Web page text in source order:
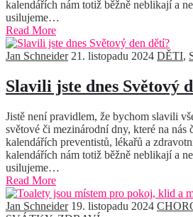
kalendářích nám totiž běžně neblikají a
usilujeme…
Read More
Jan Schneider 21. listopadu 2024 DĚTI,
Slavili jste dnes Světový
Jistě není pravidlem, že bychom slavili
světové či mezinárodní dny, které na
kalendářích preventistů, lékařů a
kalendářích nám totiž běžně neblikají a
usilujeme…
Read More
Jan Schneider 19. listopadu 2024